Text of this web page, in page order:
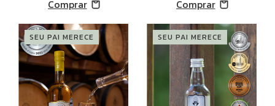
SEU PAI MERECE SEU PAI MERECE